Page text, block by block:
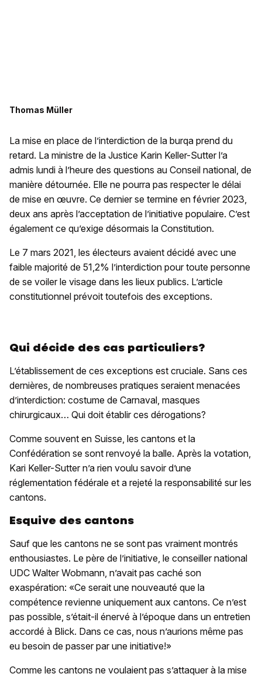
Thomas Müller
La mise en place de l’interdiction de la burqa prend du
retard. La ministre de la Justice Karin Keller-Sutter l’a
admis lundi à l’heure des questions au Conseil national, de
manière détournée. Elle ne pourra pas respecter le délai
de mise en œuvre. Ce dernier se termine en février 2023,
deux ans après l’acceptation de l’initiative populaire. C’est
également ce qu’exige désormais la Constitution.
Le 7 mars 2021, les électeurs avaient décidé avec une
faible majorité de 51,2% l’interdiction pour toute personne
de se voiler le visage dans les lieux publics. L’article
constitutionnel prévoit toutefois des exceptions.
Qui décide des cas particuliers?
L’établissement de ces exceptions est cruciale. Sans ces
dernières, de nombreuses pratiques seraient menacées
d’interdiction: costume de Carnaval, masques
chirurgicaux… Qui doit établir ces dérogations?
Comme souvent en Suisse, les cantons et la
Confédération se sont renvoyé la balle. Après la votation,
Kari Keller-Sutter n’a rien voulu savoir d’une
réglementation fédérale et a rejeté la responsabilité sur les
cantons.
Esquive des cantons
Sauf que les cantons ne se sont pas vraiment montrés
enthousiastes. Le père de l’initiative, le conseiller national
UDC Walter Wobmann, n’avait pas caché son
exaspération: «Ce serait une nouveauté que la
compétence revienne uniquement aux cantons. Ce n’est
pas possible, s’était-il énervé à l’époque dans un entretien
accordé à Blick. Dans ce cas, nous n’aurions même pas
eu besoin de passer par une initiative!»
Comme les cantons ne voulaient pas s’attaquer à la mise